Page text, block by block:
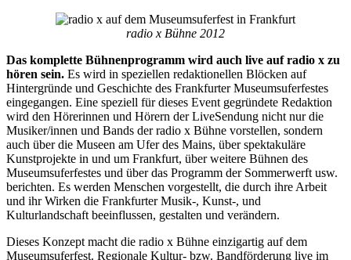
radio x Bühne 2012
Das komplette Bühnenprogramm wird auch live auf radio x zu
hören sein. Es wird in speziellen redaktionellen Blöcken auf
Hintergründe und Geschichte des Frankfurter Museumsuferfestes
eingegangen. Eine speziell für dieses Event gegründete Redaktion
wird den Hörerinnen und Hörern der LiveSendung nicht nur die
Musiker/innen und Bands der radio x Bühne vorstellen, sondern
auch über die Museen am Ufer des Mains, über spektakuläre
Kunstprojekte in und um Frankfurt, über weitere Bühnen des
Museumsuferfestes und über das Programm der Sommerwerft usw.
berichten. Es werden Menschen vorgestellt, die durch ihre Arbeit
und ihr Wirken die Frankfurter Musik-, Kunst-, und
Kulturlandschaft beeinflussen, gestalten und verändern.
Dieses Konzept macht die radio x Bühne einzigartig auf dem
Museumsuferfest. Regionale Kultur- bzw. Bandförderung live im